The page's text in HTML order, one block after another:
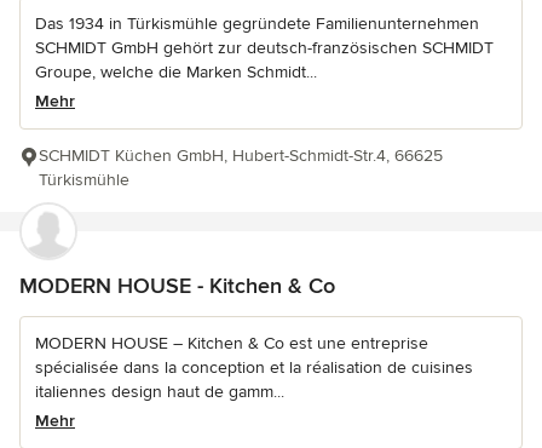
Das 1934 in Türkismühle gegründete Familienunternehmen
SCHMIDT GmbH gehört zur deutsch-französischen SCHMIDT
Groupe, welche die Marken Schmidt...
Mehr
SCHMIDT Küchen GmbH, Hubert-Schmidt-Str.4, 66625
Türkismühle
MODERN HOUSE - Kitchen & Co
MODERN HOUSE – Kitchen & Co est une entreprise
spécialisée dans la conception et la réalisation de cuisines
italiennes design haut de gamm...
Mehr